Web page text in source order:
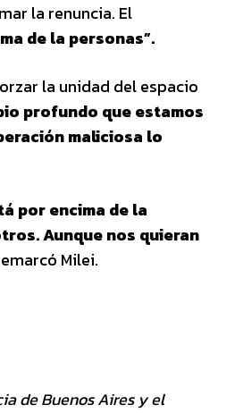
la renuncia. El
de la personas”.
la unidad del espacio
profundo que estamos
maliciosa lo
por encima de la
Aunque nos quieran
Milei.
de Buenos Aires y el